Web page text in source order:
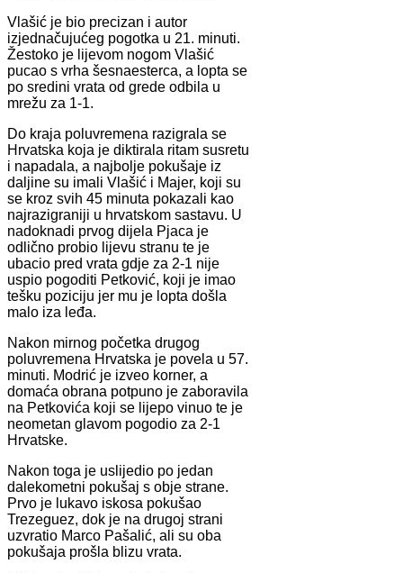
Vlašić je bio precizan i autor
izjednačujućeg pogotka u 21. minuti.
Žestoko je lijevom nogom Vlašić
pucao s vrha šesnaesterca, a lopta se
po sredini vrata od grede odbila u
mrežu za 1-1.
Do kraja poluvremena razigrala se
Hrvatska koja je diktirala ritam susretu
i napadala, a najbolje pokušaje iz
daljine su imali Vlašić i Majer, koji su
se kroz svih 45 minuta pokazali kao
najrazigraniji u hrvatskom sastavu. U
nadoknadi prvog dijela Pjaca je
odlično probio lijevu stranu te je
ubacio pred vrata gdje za 2-1 nije
uspio pogoditi Petković, koji je imao
tešku poziciju jer mu je lopta došla
malo iza leđa.
Nakon mirnog početka drugog
poluvremena Hrvatska je povela u 57.
minuti. Modrić je izveo korner, a
domaća obrana potpuno je zaboravila
na Petkovića koji se lijepo vinuo te je
neometan glavom pogodio za 2-1
Hrvatske.
Nakon toga je uslijedio po jedan
dalekometni pokušaj s obje strane.
Prvo je lukavo iskosa pokušao
Trezeguez, dok je na drugoj strani
uzvratio Marco Pašalić, ali su oba
pokušaja prošla blizu vrata.